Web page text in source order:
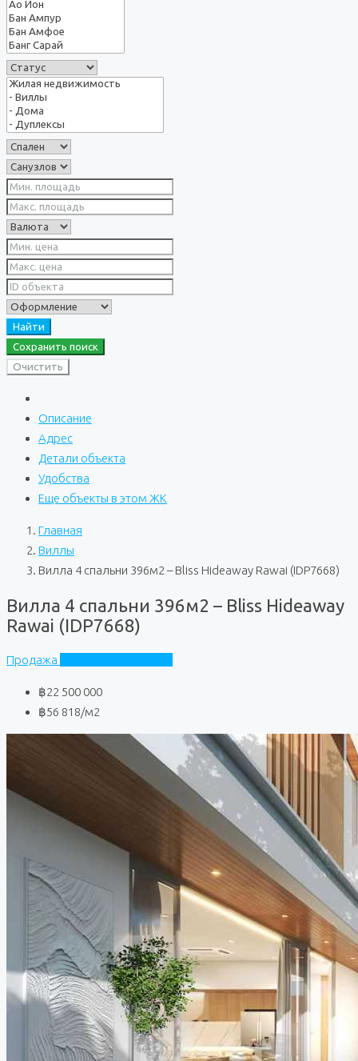
Найти
Сохранить поиск
Очистить
Описание
Адрес
Детали объекта
Удобства
Еще объекты в этом ЖК
Главная
Виллы
Вилла 4 спальни 396м2 – Bliss Hideaway Rawai (IDP7668)
Вилла 4 спальни 396м2 – Bliss Hideaway
Rawai (IDP7668)
Продажа
฿22 500 000
฿56 818/м2